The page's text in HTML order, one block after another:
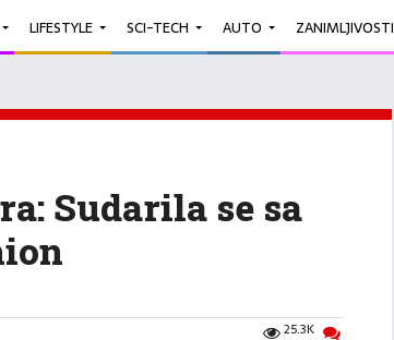
LIFESTYLE SCI-TECH AUTO ZANIMLJIVOSTI
Sudarila se sa
25.3K